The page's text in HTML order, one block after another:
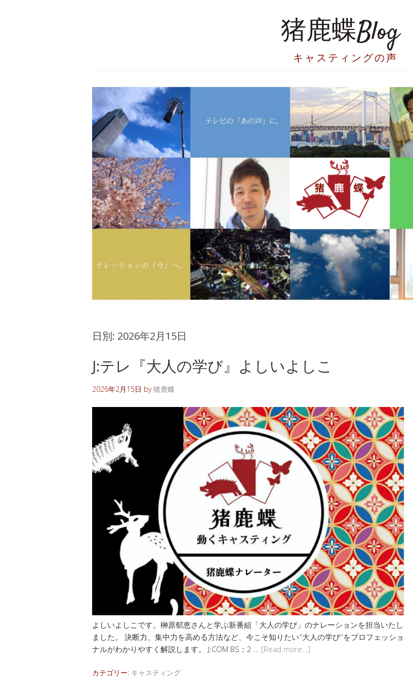
猪鹿蝶Blog
キャスティングの声
日別: 2026年2月15日
J:テレ『大人の学び』よしいよしこ
2026年2月15日 by猪鹿蝶
よしいよしこです。榊原郁恵さんと学ぶ新番組「大人の学び」のナレーションを担当いたし
ました。 決断力、集中力を高める方法など、今こそ知りたい″大人の学び″をプロフェッショ
ナルがわかりやすく解説します。 J:COM BS：2 … [Read more…]
カテゴリー: キャスティング